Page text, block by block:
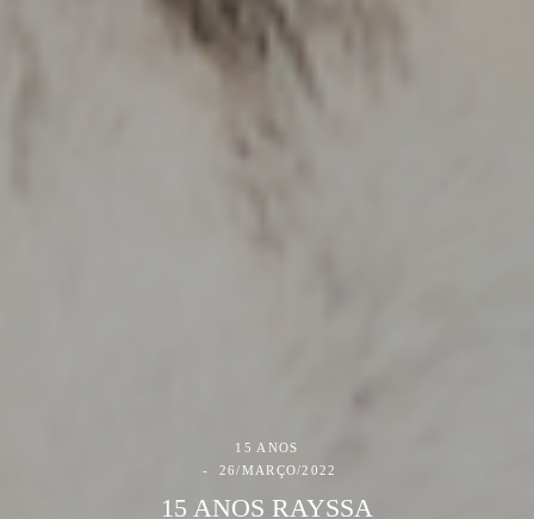
15 ANOS
26/MARÇO/2022
15 ANOS RAYSSA